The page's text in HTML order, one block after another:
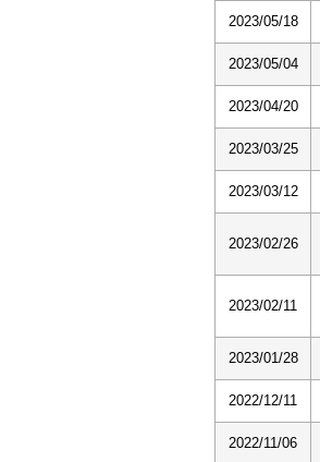
2023/05/18
2023/05/04
2023/04/20
2023/03/25
2023/03/12
2023/02/26
2023/02/11
2023/01/28
2022/12/11
2022/11/06